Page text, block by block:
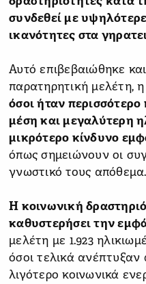
συνδεθεί με
ικανότητες στα
Αυτό επιβεβαιώθηκε
παρατηρητική μελέτη,
όσοι ήταν
μέση και μεγαλύτερη
μικρότερο κίνδυνο
όπως σημειώνουν οι
γνωστικό τους απόθεμα.
Η κοινωνική
καθυστερήσει την
μελέτη με 1.923
όσοι τελικά
λιγότερο κοινωνικά